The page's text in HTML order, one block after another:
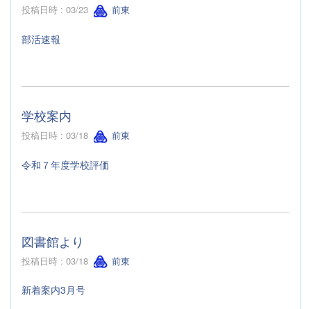
投稿日時 : 03/23 前東
部活速報
学校案内
投稿日時 : 03/18 前東
令和７年度学校評価
図書館より
投稿日時 : 03/18 前東
新着案内3月号